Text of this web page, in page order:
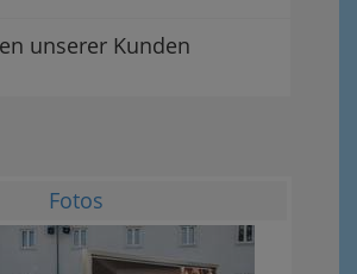
unserer Kunden
Fotos